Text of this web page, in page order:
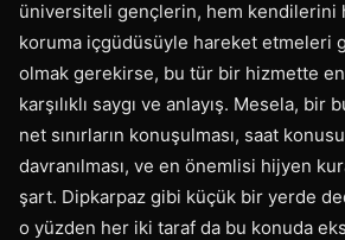
üniversiteli gençlerin, hem kendilerini
koruma içgüdüsüyle hareket etmeleri
olmak gerekirse, bu tür bir hizmette
karşılıklı saygı ve anlayış. Mesela, bir
net sınırların konuşulması, saat
davranılması, ve en önemlisi hijyen
şart. Dipkarpaz gibi küçük bir yerde
o yüzden her iki taraf da bu konuda